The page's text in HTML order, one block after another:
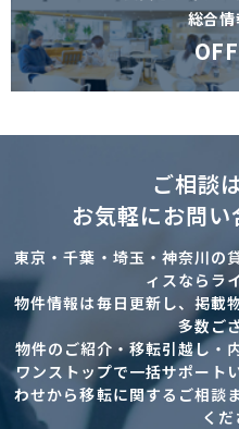
総合
ご相談
お気軽にお問い
東京・千葉・埼玉・神奈川の
ィスならラ
物件情報は毎日更新し、掲載
多数ご
物件のご紹介・移転引越し・
ワンストップで一括サポート
わせから移転に関するご相談
くだ